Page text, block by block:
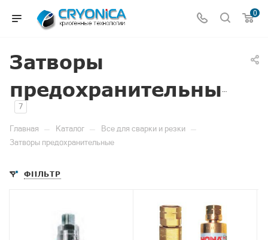
0
Затворы
7
Главная — Каталог — Все для сварки и резки —
Затворы предохранительные
ФИЛЬТР